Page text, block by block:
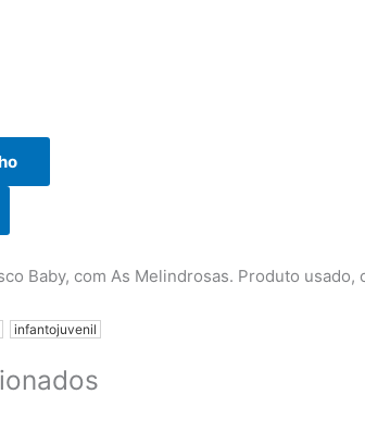
Baby, com As Melindrosas. Produto
infantojuvenil